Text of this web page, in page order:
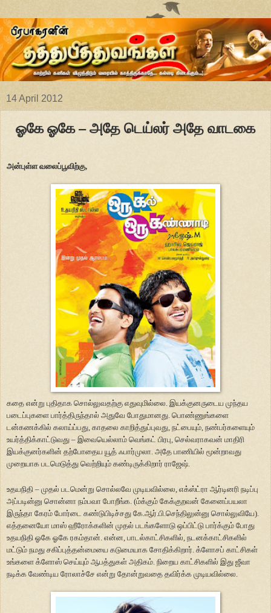
14 April 2012
ஓகே ஓகே – அதே டெய்லர் அதே வாடகை
அன்புள்ள வலைப்பூவிற்கு,
கதை என்று புதிதாக சொல்லுவதற்கு எதுவுமில்லை. இயக்குனருடைய முந்தய
படைப்புகளை பார்த்திருந்தால் அதுவே போதுமானது. பொண்ணுங்களை
டன்கணக்கில் கலாய்ப்பது, காதலை காறித்துப்புவது, நட்பையும், நண்பர்களையும்
உயர்த்திக்காட்டுவது – இவையெல்லாம் வெங்கட் பிரபு, செல்வராகவன் மாதிரி
இயக்குனர்களின் தற்போதைய யூத் ஃபார்முலா. அதே பாணியில் மூன்றாவது
முறையாக படமெடுத்து வெற்றியும் கண்டிருக்கிறார் ராஜேஷ்.
உதயநிதி – முதல் படமென்று சொல்லவே முடியவில்லை, எக்ஸ்ட்ரா ஆர்டினரி நடிப்பு
அப்படின்னு சொன்னா நம்பவா போறீங்க. (ம்க்கும் கேக்குறவன் கேனைப்பயலா
இருந்தா கேரம் போர்டை கண்டுபிடிச்சது கே.ஆர்.பி.செந்திலுன்னு சொல்லுவியே).
எத்தனையோ மாஸ் ஹீரோக்களின் முதல் படங்களோடு ஒப்பிட்டு பார்க்கும் போது
உதயநிதி ஓகே ஓகே ரகம்தான். என்ன, பாடல்காட்சிகளில், நடனக்காட்சிகளில்
மட்டும் நமது சகிப்புத்தன்மையை கடுமையாக சோதிக்கிறார். க்ளோசப் காட்சிகள்
உங்களை க்ளோஸ் செய்யும் ஆபத்துகள் அதிகம். நிறைய காட்சிகளில் இது ஜீவா
நடிக்க வேண்டிய ரோலாச்சே என்று தோன்றுவதை தவிர்க்க முடியவில்லை.